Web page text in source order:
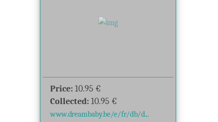
Price: 10.95 €
Collected: 10.95 €
www.dreambaby.be/e/fr/db/d...